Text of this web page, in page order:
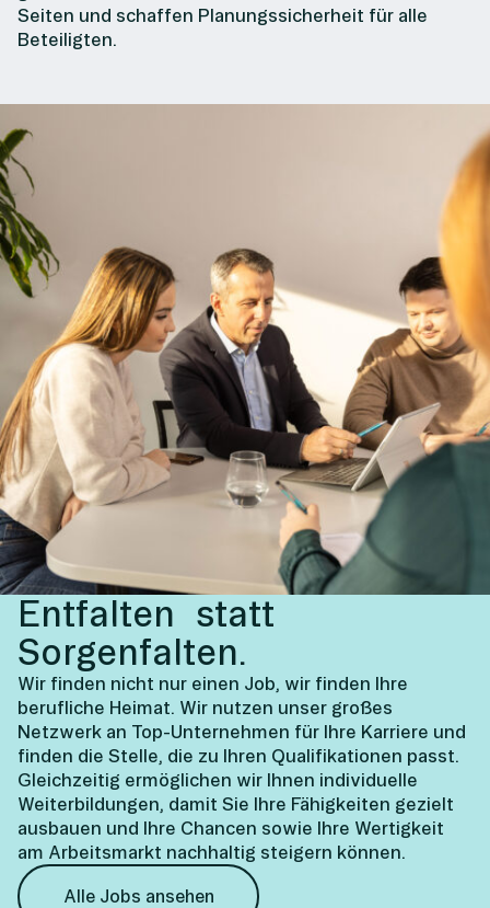
Seiten und schaffen Planungssicherheit für alle
Beteiligten.
Entfalten statt
Sorgenfalten.
Wir finden nicht nur einen Job, wir finden Ihre
berufliche Heimat. Wir nutzen unser großes
Netzwerk an Top-Unternehmen für Ihre Karriere und
finden die Stelle, die zu Ihren Qualifikationen passt.
Gleichzeitig ermöglichen wir Ihnen individuelle
Weiterbildungen, damit Sie Ihre Fähigkeiten gezielt
ausbauen und Ihre Chancen sowie Ihre Wertigkeit
am Arbeitsmarkt nachhaltig steigern können.
Alle Jobs ansehen